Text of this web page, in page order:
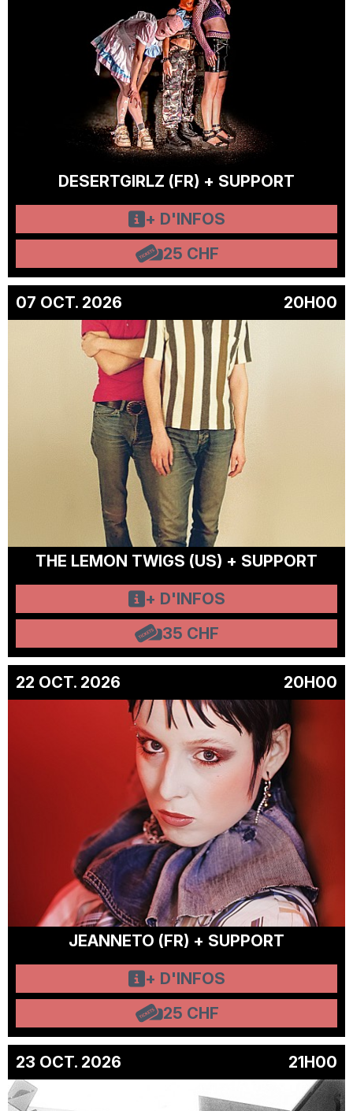
DESERTGIRLZ (FR) + SUPPORT
+ D'INFOS
25 CHF
07 OCT. 2026 20H00
THE LEMON TWIGS (US) + SUPPORT
+ D'INFOS
35 CHF
22 OCT. 2026 20H00
JEANNETO (FR) + SUPPORT
+ D'INFOS
25 CHF
23 OCT. 2026 21H00